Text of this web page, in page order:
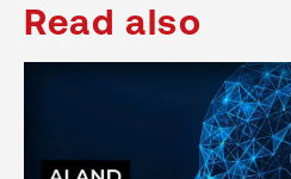
Read also